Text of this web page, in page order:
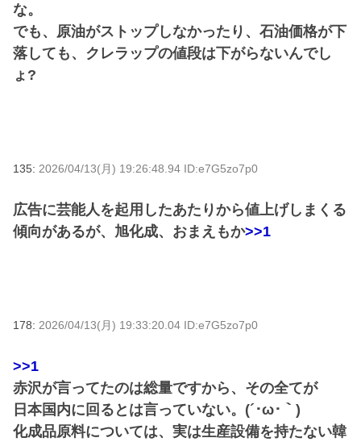
な。
でも、原油がストップしなかったり、石油価格が下
落しても、クレラップの値段は下がらないんでし
ょ?
135: 2026/04/13(月) 19:26:48.94 ID:e7G5zo7p0
広告に芸能人を起用したあたりから値上げしまくる
傾向があるが、旭化成、おまえもか>>1
178: 2026/04/13(月) 19:33:20.04 ID:e7G5zo7p0
>>1
赤沢が言ってたのは総量ですから、その全てが
日本国内に回るとは言っていない。(´･ω･｀)
化成品原料については、実は生産設備を持たない韓